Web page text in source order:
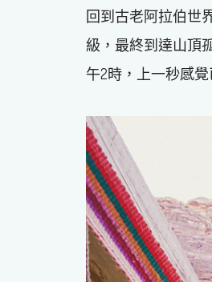
回到古老阿拉伯世
級，最終到達山頂
午2時，上一秒感